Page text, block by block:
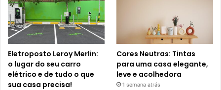
Eletroposto Leroy Merlin:
o lugar do seu carro
elétrico e de tudo o que
sua casa precisa!
Cores Neutras: Tintas
para uma casa elegante,
leve e acolhedora
1 semana atrás